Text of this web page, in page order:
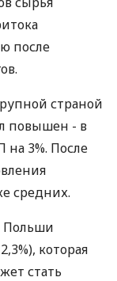
после
страной
повышен - в
на 3%. После
средних.
Польши
которая
стать